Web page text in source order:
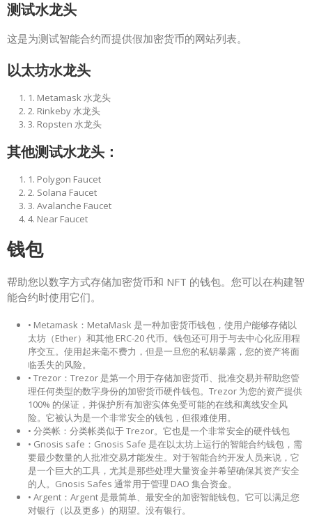
测试水龙头
这是为测试智能合约而提供假加密货币的网站列表。
以太坊水龙头
1. Metamask 水龙头
2. Rinkeby 水龙头
3. Ropsten 水龙头
其他测试水龙头：
1. Polygon Faucet
2. Solana Faucet
3. Avalanche Faucet
4. Near Faucet
钱包
帮助您以数字方式存储加密货币和 NFT 的钱包。您可以在构建智
能合约时使用它们。
• Metamask：MetaMask 是一种加密货币钱包，使用户能够存储以
太坊（Ether）和其他 ERC-20 代币。钱包还可用于与去中心化应用程
序交互。使用起来毫不费力，但是一旦您的私钥暴露，您的资产将面
临丢失的风险。
• Trezor：Trezor 是第一个用于存储加密货币、批准交易并帮助您管
理任何类型的数字身份的加密货币硬件钱包。Trezor 为您的资产提供
100% 的保证，并保护所有加密实体免受可能的在线和离线安全风
险。它被认为是一个非常安全的钱包，但很难使用。
• 分类帐：分类帐类似于 Trezor。它也是一个非常安全的硬件钱包
• Gnosis safe：Gnosis Safe 是在以太坊上运行的智能合约钱包，需
要最少数量的人批准交易才能发生。对于智能合约开发人员来说，它
是一个巨大的工具，尤其是那些处理大量资金并希望确保其资产安全
的人。Gnosis Safes 通常用于管理 DAO 集合资金。
• Argent：Argent 是最简单、最安全的加密智能钱包。它可以满足您
对银行（以及更多）的期望。没有银行。